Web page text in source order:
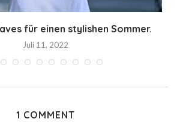
für einen stylishen Sommer.
Juli 11, 2022
1 COMMENT